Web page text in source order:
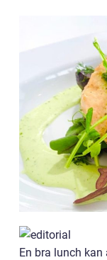
En bra lunch kan